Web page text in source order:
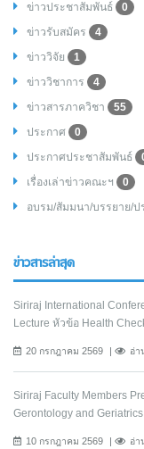
ข่าวประชาสัมพันธ์
0
ข่าวรับสมัคร
4
ข่าววิจัย
1
ข่าววิชาการ
4
ข่าวสารภาควิชา
55
ประกาศ
0
ประกาศประชาสัมพันธ์
เรื่องเล่าข่าวคณะฯ
0
อบรม/สัมมนา/บรรยาย/ป
ข่าวสารล่าสุด
Siriraj International
Lecture หัวข้อ Health
20 กรกฎาคม 2569 อ่า
Siriraj Faculty Members
Gerontology and
10 กรกฎาคม 2569 อ่า